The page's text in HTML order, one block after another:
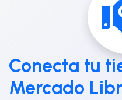
Conecta tu
Mercado